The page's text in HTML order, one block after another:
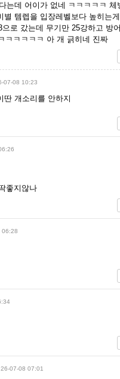
는데 어이가 없네 ㅋㅋㅋㅋㅋ 체
별 템렙을 입장레벨보다 높히는
로 갔는데 무기만 25강하고 방
ㅋㅋㅋㅋㅋ 아 개 긁히네 진짜
07-08 10:23
딴 개소리를 안하지
좋지않나
06:28
26-07-08 07:01